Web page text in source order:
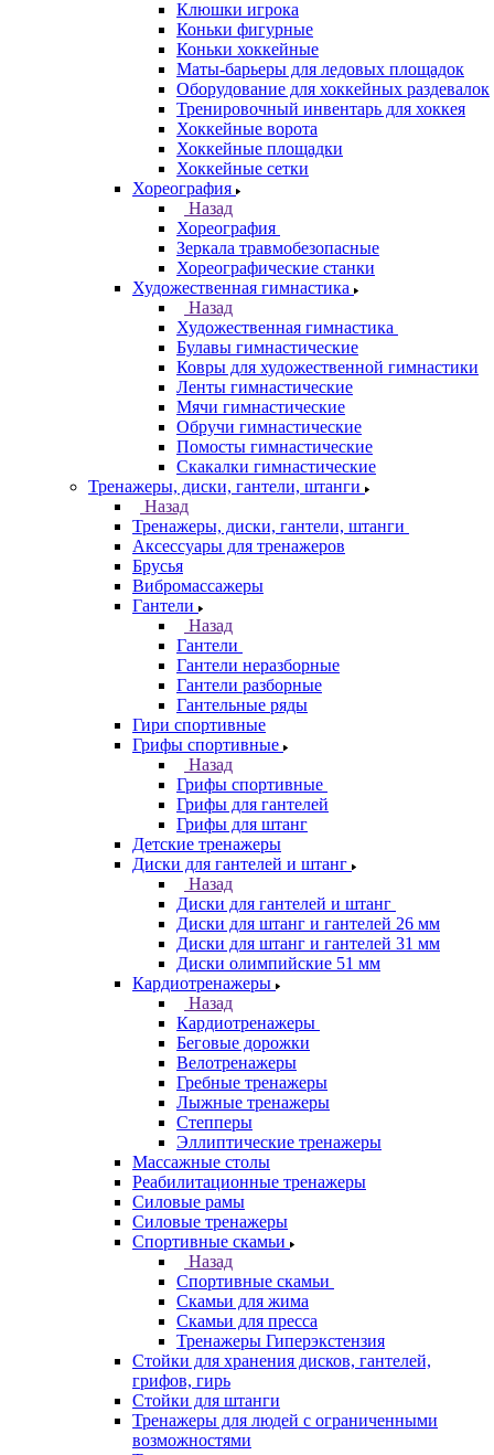
Клюшки игрока
Коньки фигурные
Коньки хоккейные
Маты-барьеры для ледовых площадок
Оборудование для хоккейных раздевалок
Тренировочный инвентарь для хоккея
Хоккейные ворота
Хоккейные площадки
Хоккейные сетки
Хореография
Назад
Хореография
Зеркала травмобезопасные
Хореографические станки
Художественная гимнастика
Назад
Художественная гимнастика
Булавы гимнастические
Ковры для художественной гимнастики
Ленты гимнастические
Мячи гимнастические
Обручи гимнастические
Помосты гимнастические
Скакалки гимнастические
Тренажеры, диски, гантели, штанги
Назад
Тренажеры, диски, гантели, штанги
Аксессуары для тренажеров
Брусья
Вибромассажеры
Гантели
Назад
Гантели
Гантели неразборные
Гантели разборные
Гантельные ряды
Гири спортивные
Грифы спортивные
Назад
Грифы спортивные
Грифы для гантелей
Грифы для штанг
Детские тренажеры
Диски для гантелей и штанг
Назад
Диски для гантелей и штанг
Диски для штанг и гантелей 26 мм
Диски для штанг и гантелей 31 мм
Диски олимпийские 51 мм
Кардиотренажеры
Назад
Кардиотренажеры
Беговые дорожки
Велотренажеры
Гребные тренажеры
Лыжные тренажеры
Степперы
Эллиптические тренажеры
Массажные столы
Реабилитационные тренажеры
Силовые рамы
Силовые тренажеры
Спортивные скамьи
Назад
Спортивные скамьи
Скамьи для жима
Скамьи для пресса
Тренажеры Гиперэкстензия
Стойки для хранения дисков, гантелей,
грифов, гирь
Стойки для штанги
Тренажеры для людей с ограниченными
возможностями